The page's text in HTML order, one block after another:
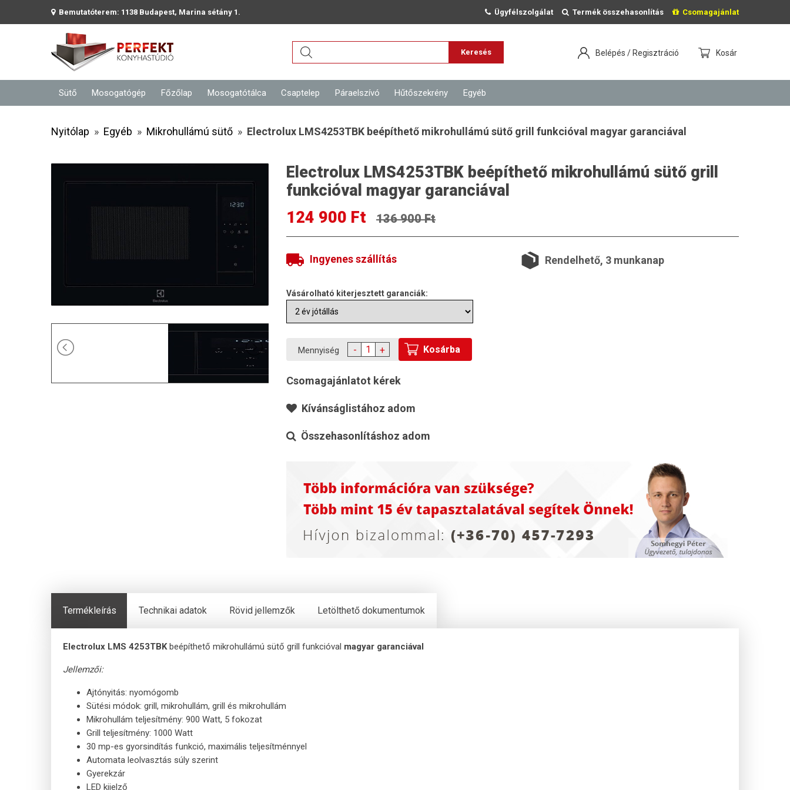
Bemutatóterem: 1138 Budapest, Marina sétány 1. Ügyfélszolgálat Termék összehasonlítás Csomagajánlat
Keresés Belépés / Regisztráció Kosár
Sütő Mosogatógép Főzőlap Mosogatótálca Csaptelep Páraelszívó Hűtőszekrény Egyéb
Nyitólap » Egyéb » Mikrohullámú sütő » Electrolux LMS4253TBK beépíthető mikrohullámú sütő grill funkcióval magyar garanciával
Electrolux LMS4253TBK beépíthető mikrohullámú sütő grill
funkcióval magyar garanciával
124 900 Ft
136 900 Ft
Ingyenes szállítás Rendelhető, 3 munkanap
Vásárolható kiterjesztett garanciák:
Mennyiség - + Kosárba
Csomagajánlatot kérek
Kívánságlistához adom
Összehasonlításhoz adom
Termékleírás Technikai adatok Rövid jellemzők Letölthető dokumentumok
Electrolux LMS 4253TBK beépíthető mikrohullámú sütő grill funkcióval magyar garanciával
Jellemzői:
Ajtónyitás: nyomógomb
Sütési módok: grill, mikrohullám, grill és mikrohullám
Mikrohullám teljesítmény: 900 Watt, 5 fokozat
Grill teljesítmény: 1000 Watt
30 mp-es gyorsindítás funkció, maximális teljesítménnyel
Automata leolvasztás súly szerint
Gyerekzár
LED kijelző